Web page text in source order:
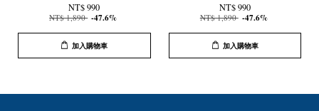
NT$ 990
NT$ 1,890 -47.6%
加入購物車
NT$ 990
NT$ 1,890 -47.6%
加入購物車